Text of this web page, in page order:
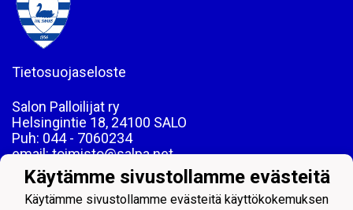
Tietosuojaseloste
Salon Palloilijat ry
Helsingintie 18, 24100 SALO
Puh: 044 - 7060234
email: toimisto@salpa.net
LY 0139538-2
Käytämme sivustollamme evästeitä
Käytämme sivustollamme evästeitä käyttökokemuksen